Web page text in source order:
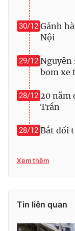
Photo
Video
VTV Money
VTV Sức khoẻ
Thị trường 24h
VTV4
Liên hệ tòa
30/12 Gánh
Nội
29/12 Nguyên
bom xe
28/12 20 năm
Trần
28/12 Bắt đối
Xem thêm
Tin liên quan